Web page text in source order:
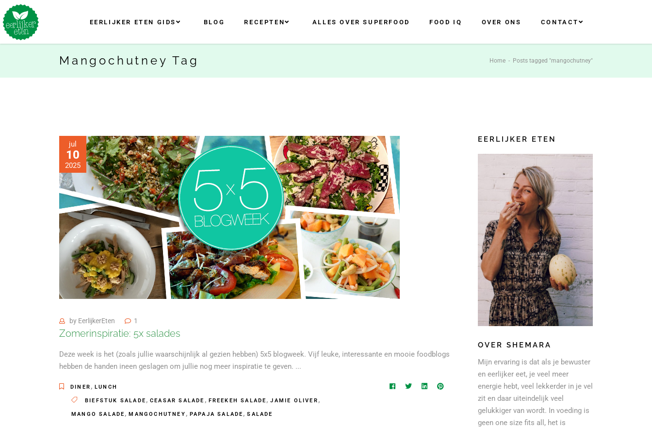
EERLIJKER ETEN GIDS BLOG RECEPTEN ALLES OVER SUPERFOOD FOOD IQ OVER ONS CONTACT
Mangochutney Tag Home - Posts tagged "mangochutney"
jul
10
2025
by EerlijkerEten 1
Zomerinspiratie: 5x salades
Deze week is het (zoals jullie waarschijnlijk al gezien hebben) 5x5 blogweek. Vijf leuke, interessante en mooie foodblogs
hebben de handen ineen geslagen om jullie nog meer inspiratie te geven.
DINER , LUNCH
BIEFSTUK SALADE , CEASAR SALADE , FREEKEH SALADE ,JAMIE OLIVER ,
MANGO SALADE ,MANGOCHUTNEY , PAPAJA SALADE ,SALADE
EERLIJKER ETEN
OVER SHEMARA
Mijn ervaring is dat als je bewuster
en eerlijker eet, je veel meer
energie hebt, veel lekkerder in je vel
zit en daar uiteindelijk veel
gelukkiger van wordt. In voeding is
geen one size fits all, het is